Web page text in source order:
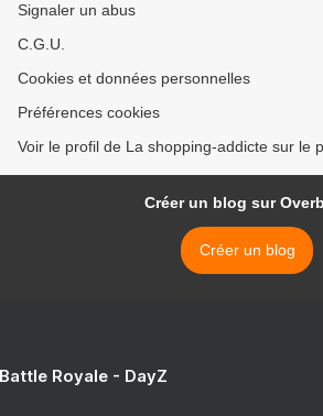
Signaler un abus
C.G.U.
Cookies et données personnelles
Préférences cookies
Voir le profil de La shopping-addicte sur le
Créer un blog sur
Créer un blog
Royale - DayZ